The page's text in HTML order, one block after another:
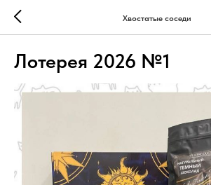
Хвостатые соседи
Лотерея 2026 №1